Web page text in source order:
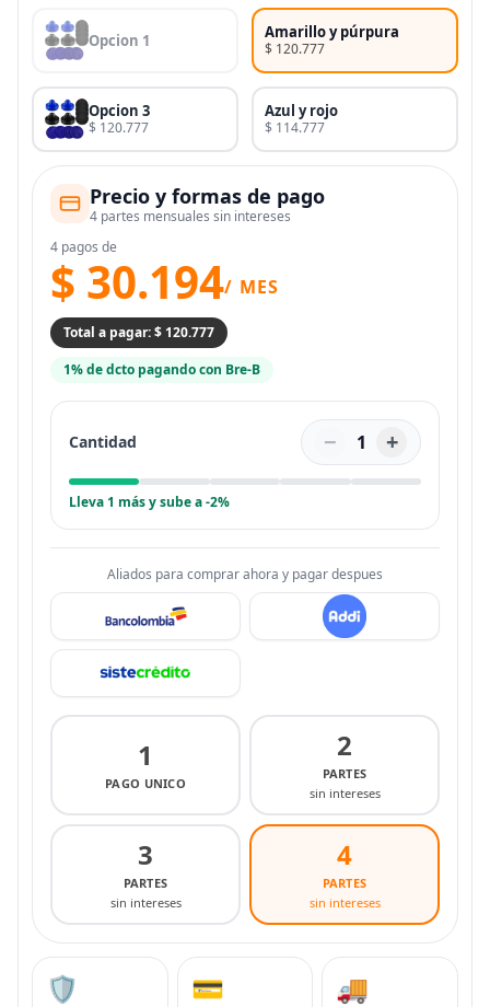
Opcion 1 Amarillo y púrpura
$ 120.777
Opcion 3
$ 120.777
Azul y rojo
$ 114.777
Precio y formas de pago
4 partes mensuales sin intereses
4 pagos de
$ 30.194/ MES
Total a pagar: $ 120.777
1% de dcto pagando con Bre-B
Cantidad − 1 +
Lleva 1 más y sube a -2%
Aliados para comprar ahora y pagar despues
1
PAGO UNICO
2
PARTES
sin intereses
3
PARTES
sin intereses
4
PARTES
sin intereses
🛡️ 💳 🚚